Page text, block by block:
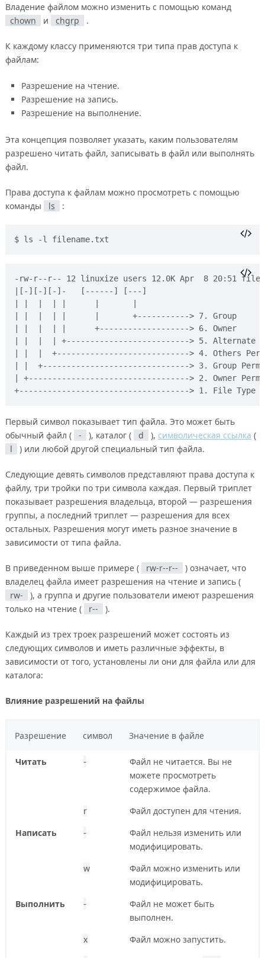
Владение файлом можно изменить с помощью команд
chown
и chgrp .
К каждому классу применяются три типа прав доступа к
файлам:
Разрешение на чтение.
Разрешение на запись.
Разрешение на выполнение.
Эта концепция позволяет указать, каким пользователям
разрешено читать файл, записывать в файл или выполнять
файл.
Права доступа к файлам можно просмотреть с помощью
команды
ls :
ls -l filename.txt
-rw-r--r-- 12 linuxize users 12.0K Apr  8 20:51
|[-][-][-]-   [------] [---]
| |  |  | |      |       +-----------> 7. Group
| |  |  | |      +-------------------> 6. Owner
| |  |  | +--------------------------> 5. Alternate
| |  |  +----------------------------> 4. Others
| |  +-------------------------------> 3. Group
| +----------------------------------> 2. Owner
+------------------------------------> 1. File Type
Первый символ показывает тип файла. Это может быть
обычный файл (
- ), каталог ( d ), символическая ссылка (
l
) или любой другой специальный тип файла.
Следующие девять символов представляют права доступа к
файлу, три тройки по три символа каждая. Первый триплет
показывает разрешения владельца, второй — разрешения
группы, а последний триплет — разрешения для всех
остальных. Разрешения могут иметь разное значение в
зависимости от типа файла.
В приведенном выше примере ( rw-r--r--
) означает, что
владелец файла имеет разрешения на чтение и запись (
rw-
), а группа и другие пользователи имеют разрешения
только на чтение (
r-- ).
Каждый из трех троек разрешений может состоять из
следующих символов и иметь различные эффекты, в
зависимости от того, установлены ли они для файла или для
каталога:
Влияние разрешений на файлы
Разрешение символ Значение в файле
Читать -
Файл не читается. Вы не
можете просмотреть
содержимое файла.
r
Файл доступен для чтения.
Написать
-
Файл нельзя изменить или
модифицировать.
w
Файл можно изменить или
модифицировать.
Выполнить
-
Файл не может быть
выполнен.
x
Файл можно запустить.